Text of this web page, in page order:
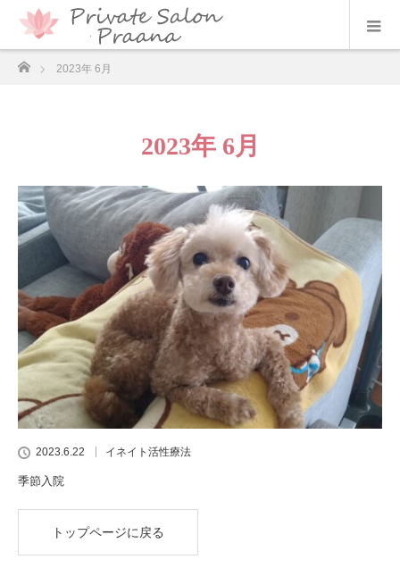
ホーム
2023年 6月
2023年 6月
2023.6.22 イネイト活性療法
季節入院
トップページに戻る